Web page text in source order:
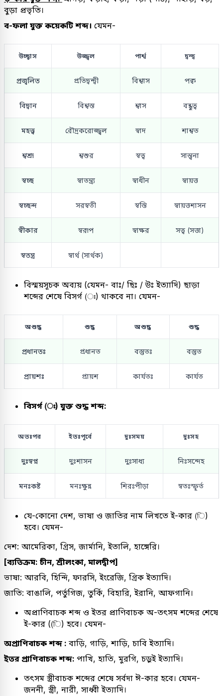
বুড়া প্রভৃতি।
ব-ফলা যুক্ত কয়েকটি শব্দ। যেমন-
উচ্ছ্বাস উজ্জ্বল পার্শ্ব দ্বন্দ্ব
প্রজ্বলিত প্রতিদ্বন্দ্বী বিশ্বাস পক্ব
বিদ্বান বিশ্বস্ত শ্বাস বন্ধুত্ব
মহত্ত্ব রৌদ্রকরোজ্জ্বল স্বাদ শাশ্বত
শ্বশ্রূ শ্বশুর স্বত্ব সান্ত্বনা
স্বচ্ছ স্বাতন্ত্র্য স্বাধীন স্বায়ত্ত
স্বচ্ছন্দ সরস্বতী স্বস্তি স্বায়ত্তশাসন
স্বীকার স্বরূপ স্বাক্ষর সত্ব (সত্তা)
স্বতন্ত্র স্বার্থ (সার্থক)
বিস্ময়সূচক অব্যয় (যেমন- বাঃ/ ছিঃ / উঃ ইত্যাদি) ছাড়া
শব্দের শেষে বিসর্গ (ঃ) থাকবে না। যেমন-
অশুদ্ধ শুদ্ধ অশুদ্ধ শুদ্ধ
প্রধানতঃ প্রধানত বস্তুতঃ বস্তুত
প্রায়শঃ প্রায়শ কার্যতঃ কার্যত
বিসর্গ (ঃ) যুক্ত শুদ্ধ শব্দ:
অতঃপর ইতঃপূর্বে দুঃসময় দুঃসহ
দুঃস্বপ্ন দুঃশাসন দুঃসাধ্য নিঃসন্দেহ
মনঃকষ্ট মনঃক্ষুন্ন শিরঃপীড়া স্বতঃস্ফূর্ত
যে-কোনো দেশ, ভাষা ও জাতির নাম লিখতে ই-কার (ি)
হবে। যেমন-
দেশ: আমেরিকা, গ্রিস, জার্মানি, ইতালি, হাঙ্গেরি।
[ব্যতিক্রম: চীন, শ্রীলংকা, মালদ্বীপ]
ভাষা: আরবি, হিন্দি, ফারসি, ইংরেজি, গ্রিক ইত্যাদি।
জাতি: বাঙালি, পর্তুগিজ, তুর্কি, বিহারি, ইরানি, আফগানি।
অপ্রাণিবাচক শব্দ ও ইতর প্রাণিবাচক অ-তৎসম শব্দের শেষে
ই-কার ((ি) হবে। যেমন-
অপ্রাণিবাচক শব্দ : বাড়ি, গাড়ি, শাড়ি, চাবি ইত্যাদি।
ইতর প্রাণিবাচক শব্দ: পাখি, হাতি, মুরগি, চড়ুই ইত্যাদি।
তৎসম স্ত্রীবাচক শব্দের শেষে সর্বদা ঈ-কার হবে। যেমন-
জননী, স্ত্রী, নারী, সাধ্বী ইত্যাদি।